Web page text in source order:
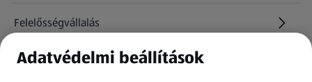
Felelősségvállalás
Információk
Adatvédelmi beállítások